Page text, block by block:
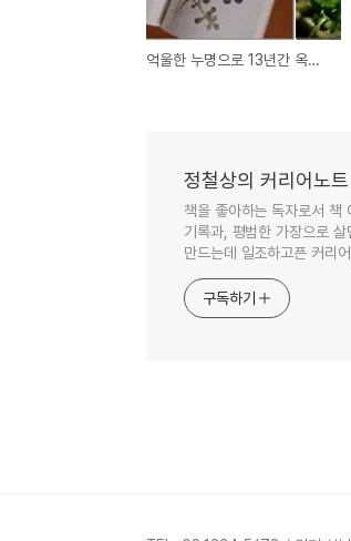
억울한 누명으로 13년간 옥살이하고도 세상을 바꿔버린 잡초같은 남자, 그로부터 삶의 생명력을 배우다!
정철상의 커리어노트
책을 좋아하는 독자로서 책
기록과, 평범한 가장으로
만드는데 일조하고픈 커리
구독하기